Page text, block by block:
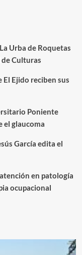
Urba de Roquetas
Culturas
El Ejido reciben sus
Poniente
el glaucoma
García edita el
en patología
ocupacional